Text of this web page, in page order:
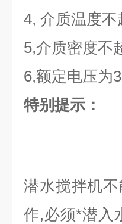
4, 介质温度
5,介质密度不
6,额定电压为
特别提示：
潜水搅拌机
作,必须*潜入